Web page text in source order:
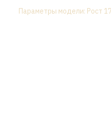
Параметры модели: Рост